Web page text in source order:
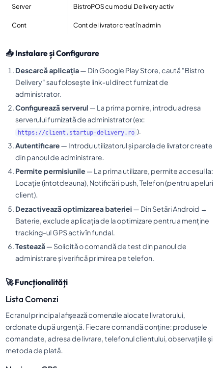
Server BistroPOS cu modul Delivery activ
Cont Cont de livrator creat în admin
📥 Instalare și Configurare
Descarcă aplicația— Din Google Play Store, caută "Bistro
Delivery" sau folosește link-ul direct furnizat de
administrator.
Configurează serverul — La prima pornire, introdu adresa
serverului furnizată de administrator (ex:
https://client.startup-delivery.ro ).
Autentificare — Introdu utilizatorul și parola de livrator create
din panoul de administrare.
Permite permisiunile — La prima utilizare, permite accesul la:
Locație (întotdeauna), Notificări push, Telefon (pentru apeluri
client).
Dezactivează optimizarea bateriei — Din Setări Android →
Baterie, exclude aplicația de la optimizare pentru a menține
tracking-ul GPS activ în fundal.
Testează— Solicită o comandă de test din panoul de
administrare și verifică primirea pe telefon.
🚀 Funcționalități
Lista Comenzi
Ecranul principal afișează comenzile alocate livratorului,
ordonate după urgență. Fiecare comandă conține: produsele
comandate, adresa de livrare, telefonul clientului, observațiile și
metoda de plată.